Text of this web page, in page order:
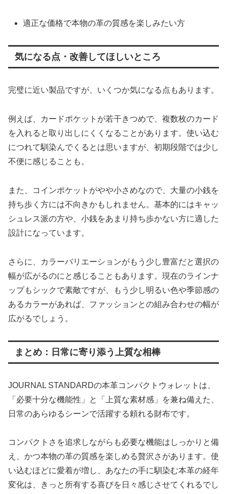
適正な価格で本物の革の質感を楽しみたい方
気になる点・改善してほしいところ
完璧に近い製品ですが、いくつか気になる点もあります。
例えば、カードポケットが若干きつめで、複数枚のカード
を入れると取り出しにくくなることがあります。使い込む
につれて馴染んでくるとは思いますが、初期段階では少し
不便に感じることも。
また、コインポケットがやや小さめなので、大量の小銭を
持ち歩く方には不向きかもしれません。基本的にはキャッ
シュレス派の方や、小銭をあまり持ち歩かない方に適した
設計になっています。
さらに、カラーバリエーションがもう少し豊富だと選択の
幅が広がるのにと感じることもあります。現在のラインナ
ップもシックで素敵ですが、もう少し明るい色や季節感の
あるカラーがあれば、ファッションとの組み合わせの幅が
広がるでしょう。
まとめ：日常に寄り添う上質な相棒
JOURNAL STANDARDの本革コンパクトウォレットは、
「必要十分な機能性」と「上質な素材感」を兼ね備えた、
日常のあらゆるシーンで活躍する頼れる財布です。
コンパクトさを追求しながらも必要な機能はしっかりと備
え、かつ本物の革の質感を楽しめる贅沢さがあります。使
い込むほどに愛着が増し、あなたの手に馴染む本革の経年
変化は、きっと所有する喜びを日々感じさせてくれるでし